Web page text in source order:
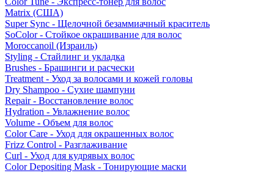
Matrix (США)
Super Sync - Щелочной безаммиачный краситель
SoColor - Стойкое окрашивание для волос
Moroccanoil (Израиль)
Styling - Стайлинг и укладка
Brushes - Брашинги и расчески
Treatment - Уход за волосами и кожей головы
Dry Shampoo - Сухие шампуни
Repair - Восстановление волос
Hydration - Увлажнение волос
Volume - Объем для волос
Color Care - Уход для окрашенных волос
Frizz Control - Разглаживание
Curl - Уход для кудрявых волос
Color Depositing Mask - Тонирующие маски